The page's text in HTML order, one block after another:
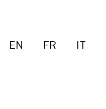
EN FR IT